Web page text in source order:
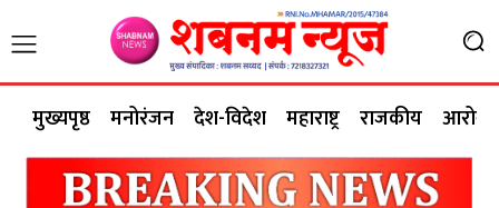
मुख्यपृष्ठ मनोरंजन देश-विदेश महाराष्ट्र राजकीय आरोग्य